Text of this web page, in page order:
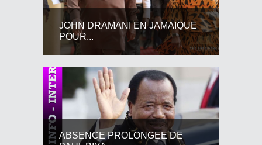
JOHN DRAMANI EN JAMAIQUE
POUR...
ABSENCE PROLONGEE DE